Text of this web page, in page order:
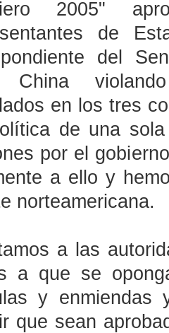
2005"
de
del
China
en los tres
de una sola
por el
a ello y
norteamericana.
a las
a que se
y enmiendas
que sean